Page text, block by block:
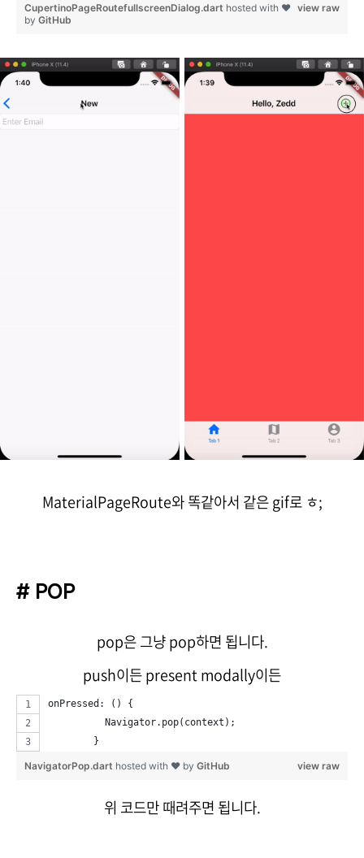
view raw
CupertinoPageRoutefullscreenDialog.dart hosted with ❤
by GitHub
MaterialPageRoute와 똑같아서 같은 gif로 ㅎ;
# POP
pop은 그냥 pop하면 됩니다.
push이든 present modally이든
onPressed: () {
          Navigator.pop(context);
        }
view raw
NavigatorPop.dart hosted with ❤ by GitHub
위 코드만 때려주면 됩니다.